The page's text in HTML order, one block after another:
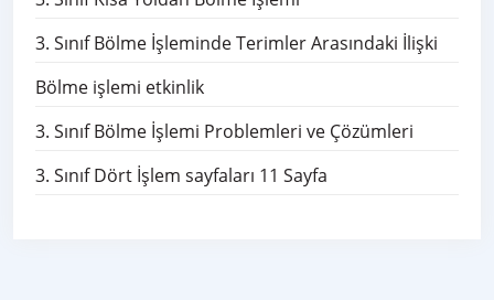
3. Sınıf Bölme İşleminde Terimler Arasındaki İlişki
Bölme işlemi etkinlik
3. Sınıf Bölme İşlemi Problemleri ve Çözümleri
3. Sınıf Dört İşlem sayfaları 11 Sayfa